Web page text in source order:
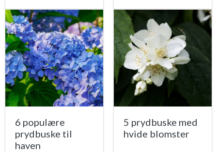
6 populære
prydbuske til
haven
5 prydbuske med
hvide blomster